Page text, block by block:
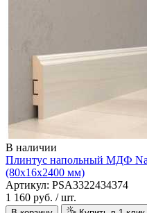
В наличии
Плинтус напольный МДФ
(80х16х2400 мм)
Артикул: PSA3322434374
1 160 руб. / шт.